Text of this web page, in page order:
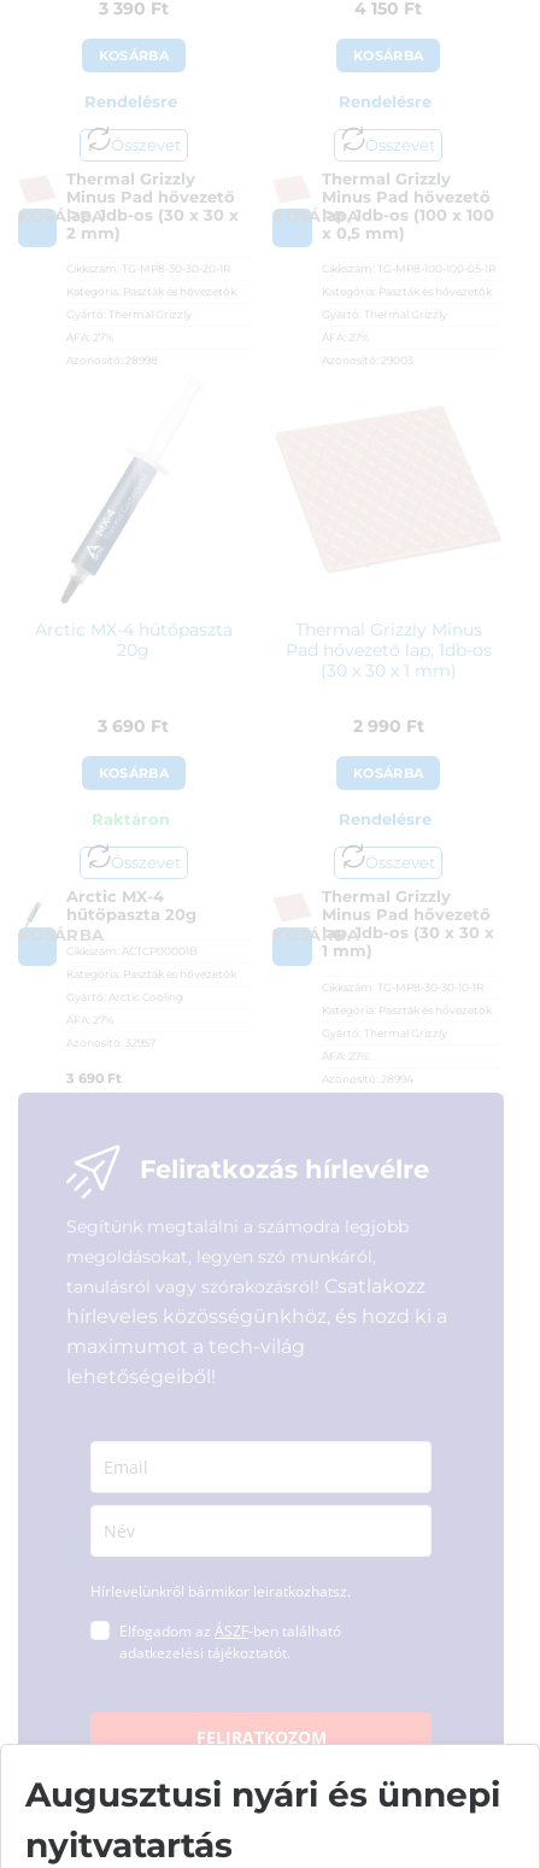
3 390 Ft
KOSÁRBA
Rendelésre
Összevet
KOSÁRBA
Thermal Grizzly
Minus Pad hővezető
lap, 1db-os (30 x 30 x
2 mm)
Cikkszám:
TG-MP8-30-30-20-1R
Kategória: Paszták és hővezetők
Gyártó:
Thermal Grizzly
ÁFA:
27%
Azonosító:
28998
4 150 Ft
KOSÁRBA
Rendelésre
Összevet
KOSÁRBA
Thermal Grizzly
Minus Pad hővezető
lap, 1db-os (100 x 100
x 0,5 mm)
Cikkszám:
TG-MP8-100-100-05-1R
Kategória: Paszták és hővezetők
Gyártó:
Thermal Grizzly
ÁFA:
27%
Azonosító:
29003
Arctic MX-4 hűtőpaszta
20g
3 690 Ft
KOSÁRBA
Raktáron
Összevet
KOSÁRBA
Arctic MX-4
hűtőpaszta 20g
Cikkszám: ACTCP00001B
Kategória: Paszták és hővezetők
Gyártó: Arctic Cooling
ÁFA:
27%
Azonosító:
32957
3 690 Ft
Thermal Grizzly Minus
Pad hővezető lap, 1db-os
(30 x 30 x 1 mm)
2 990 Ft
KOSÁRBA
Rendelésre
Összevet
KOSÁRBA
Thermal Grizzly
Minus Pad hővezető
lap, 1db-os (30 x 30 x
1 mm)
Cikkszám:
TG-MP8-30-30-10-1R
Kategória: Paszták és hővezetők
Gyártó:
Thermal Grizzly
ÁFA:
27%
Azonosító:
28994
Feliratkozás hírlevélre
Segítünk megtalálni a számodra legjobb
megoldásokat, legyen szó munkáról,
tanulásról vagy szórakozásról! Csatlakozz
hírleveles közösségünkhöz, és hozd ki a
maximumot a tech-világ
lehetőségeiből!
Hírlevelünkről bármikor leiratkozhatsz.
Elfogadom az ÁSZF-ben található
adatkezelési tájékoztatót.
FELIRATKOZOM
Augusztusi nyári és ünnepi
nyitvatartás